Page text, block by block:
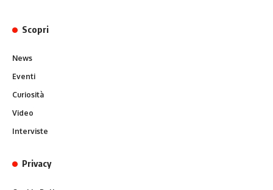
Scopri
News
Eventi
Curiosità
Video
Interviste
Privacy